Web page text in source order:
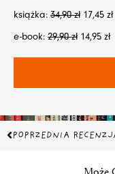
książka: 34,90zł 17,45 zł
e-book: 29,90zł 14,95 zł
Prev
POPRZEDNIA